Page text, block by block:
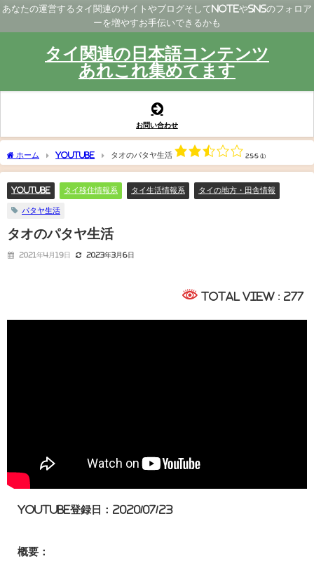
あなたの運営するタイ関連のサイトやブログそしてNoteやSNSのフォロア
ーを増やすお手伝いできるかも
タイ関連の日本語コンテンツ
あれこれ集めてます
お問い合わせ
ホーム YouTube タオのパタヤ生活 2.5/5 (1)
YouTube タイ移住情報系 タイ生活情報系 タイの地方・田舎情報
パタヤ生活
タオのパタヤ生活
2021年4月19日 2023年3月6日
Total View : 277
YouTube登録日：2020/07/23
概要：